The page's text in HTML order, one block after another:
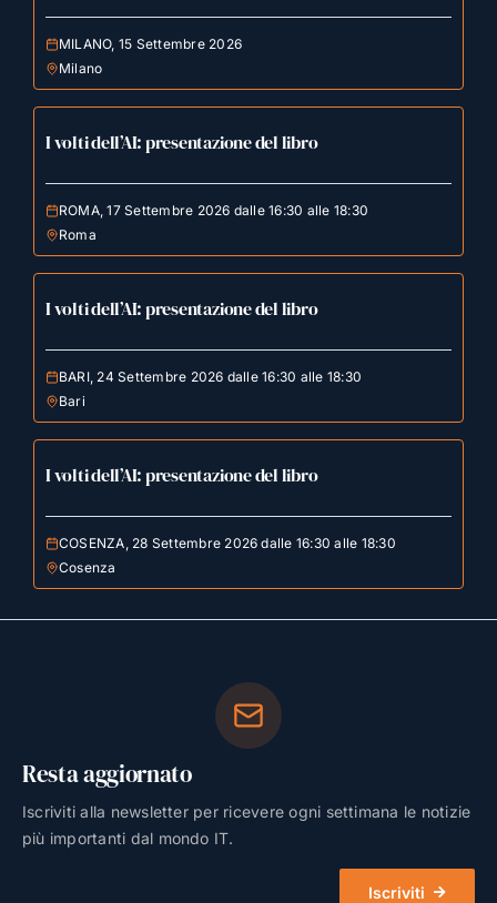
MILANO, 15 Settembre 2026
Milano
I volti dell’AI: presentazione del libro
ROMA, 17 Settembre 2026 dalle 16:30 alle 18:30
Roma
I volti dell’AI: presentazione del libro
BARI, 24 Settembre 2026 dalle 16:30 alle 18:30
Bari
I volti dell’AI: presentazione del libro
COSENZA, 28 Settembre 2026 dalle 16:30 alle 18:30
Cosenza
Resta aggiornato
Iscriviti alla newsletter per ricevere ogni settimana le notizie
più importanti dal mondo IT.
Iscriviti